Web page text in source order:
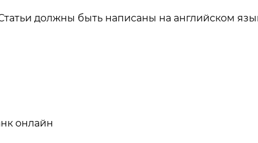
должны быть написаны на английском
онлайн